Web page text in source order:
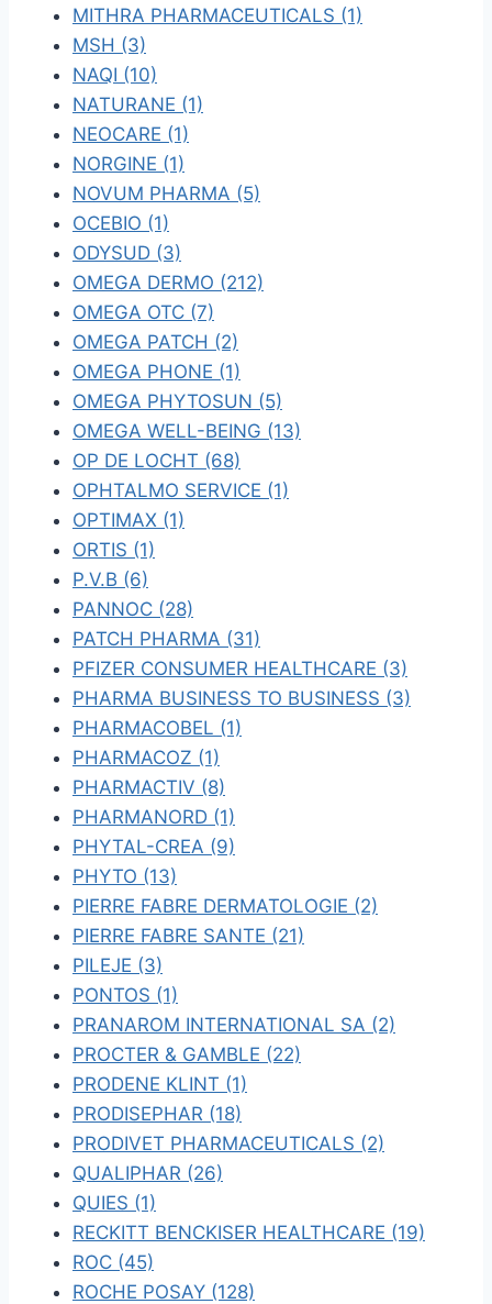
MITHRA PHARMACEUTICALS (1)
MSH (3)
NAQI (10)
NATURANE (1)
NEOCARE (1)
NORGINE (1)
NOVUM PHARMA (5)
OCEBIO (1)
ODYSUD (3)
OMEGA DERMO (212)
OMEGA OTC (7)
OMEGA PATCH (2)
OMEGA PHONE (1)
OMEGA PHYTOSUN (5)
OMEGA WELL-BEING (13)
OP DE LOCHT (68)
OPHTALMO SERVICE (1)
OPTIMAX (1)
ORTIS (1)
P.V.B (6)
PANNOC (28)
PATCH PHARMA (31)
PFIZER CONSUMER HEALTHCARE (3)
PHARMA BUSINESS TO BUSINESS (3)
PHARMACOBEL (1)
PHARMACOZ (1)
PHARMACTIV (8)
PHARMANORD (1)
PHYTAL-CREA (9)
PHYTO (13)
PIERRE FABRE DERMATOLOGIE (2)
PIERRE FABRE SANTE (21)
PILEJE (3)
PONTOS (1)
PRANAROM INTERNATIONAL SA (2)
PROCTER & GAMBLE (22)
PRODENE KLINT (1)
PRODISEPHAR (18)
PRODIVET PHARMACEUTICALS (2)
QUALIPHAR (26)
QUIES (1)
RECKITT BENCKISER HEALTHCARE (19)
ROC (45)
ROCHE POSAY (128)